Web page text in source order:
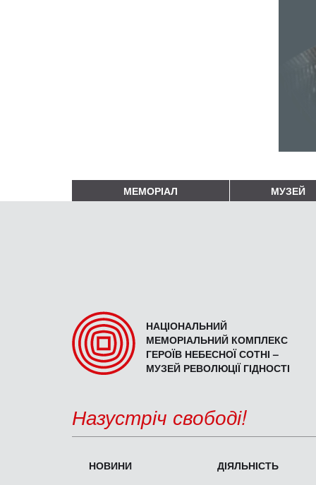
МЕМОРІАЛ МУЗЕЙ
НАЦІОНАЛЬНИЙ
МЕМОРІАЛЬНИЙ КОМПЛЕКС
ГЕРОЇВ НЕБЕСНОЇ СОТНІ –
МУЗЕЙ РЕВОЛЮЦІЇ ГІДНОСТІ
Назустріч свободі!
НОВИНИ
ДІЯЛЬНІСТЬ